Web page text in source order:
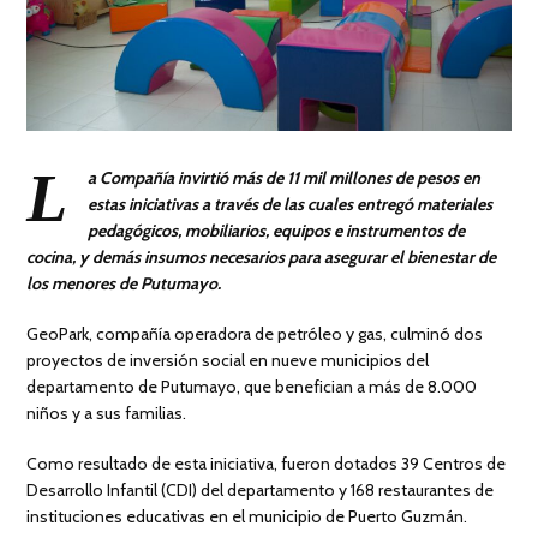
L
a Compañía invirtió más de 11 mil millones de pesos en
estas iniciativas a través de las cuales entregó materiales
pedagógicos, mobiliarios, equipos e instrumentos de
cocina, y demás insumos necesarios para asegurar el bienestar de
los menores de Putumayo.
GeoPark, compañía operadora de petróleo y gas, culminó dos
proyectos de inversión social en nueve municipios del
departamento de Putumayo, que benefician a más de 8.000
niños y a sus familias.
Como resultado de esta iniciativa, fueron dotados 39 Centros de
Desarrollo Infantil (CDI) del departamento y 168 restaurantes de
instituciones educativas en el municipio de Puerto Guzmán.